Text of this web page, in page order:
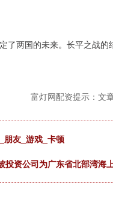
了两国的未来。长平之战
富灯网配资提示：文
朋友_游戏_卡顿
资公司为广东省北部湾海